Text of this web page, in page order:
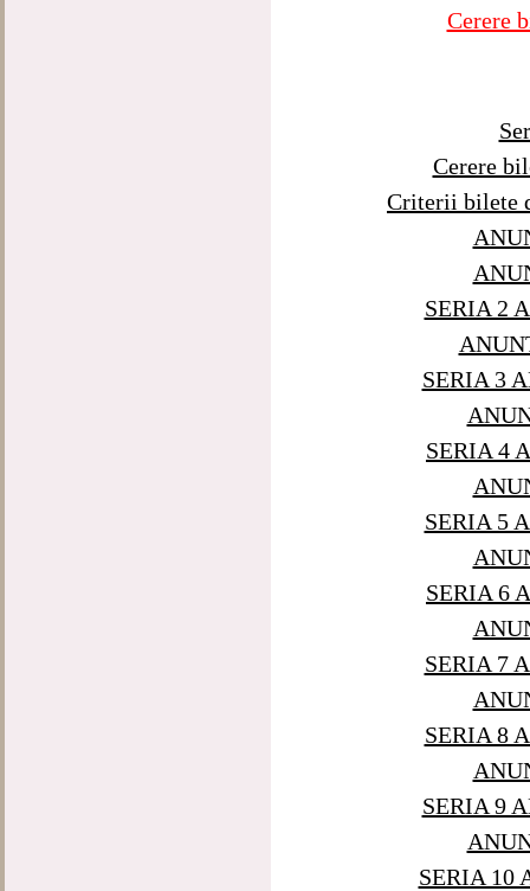
Cerere
Cerere
Criterii bilete
SERIA 2
SERIA 3
SERIA 4
SERIA 5
SERIA 6
SERIA 7
SERIA 8
SERIA 9
SERIA 10